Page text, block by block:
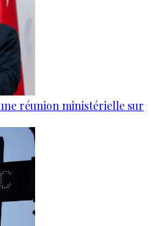
réunion ministérielle sur